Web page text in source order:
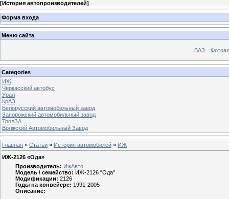
[История автопроизводителей]
Форма входа
Меню сайта
ВАЗ
Categories
ИЖ
Черкасский автобус
Урал
КрАЗ
Белорусский автомобильный завод
Запорожский автомобильный завод
ТролЗА
Волжский Автомобильный Завод
Главная » Статьи » История автомобилей » ИЖ
ИЖ-2126 «Ода»
Производитель: ИжАвто
Модель \ семейство: ИЖ-2126 "Ода"
Модификации: 2126
Годы на конвейере: 1991-2005
Описание: